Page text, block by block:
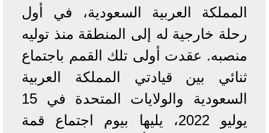
المملكة العربية السعودية، في أول
رحلة خارجية له إلى المنطقة منذ توليه
منصبه. عقدت أولى تلك القمم باجتماع
ثنائي بين قيادتي المملكة العربية
السعودية والولايات المتحدة في 15
يوليو 2022، يليها بيوم اجتماع قمة